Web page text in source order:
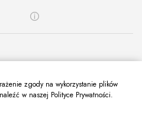
zgody na wykorzystanie plików
w naszej Polityce Prywatności.